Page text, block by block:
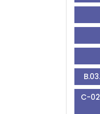
C-